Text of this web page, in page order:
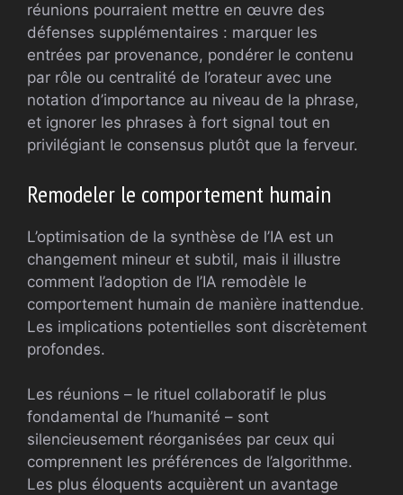
réunions pourraient mettre en œuvre des
défenses supplémentaires : marquer les
entrées par provenance, pondérer le contenu
par rôle ou centralité de l’orateur avec une
notation d’importance au niveau de la phrase,
et ignorer les phrases à fort signal tout en
privilégiant le consensus plutôt que la ferveur.
Remodeler le comportement humain
L’optimisation de la synthèse de l’IA est un
changement mineur et subtil, mais il illustre
comment l’adoption de l’IA remodèle le
comportement humain de manière inattendue.
Les implications potentielles sont discrètement
profondes.
Les réunions – le rituel collaboratif le plus
fondamental de l’humanité – sont
silencieusement réorganisées par ceux qui
comprennent les préférences de l’algorithme.
Les plus éloquents acquièrent un avantage